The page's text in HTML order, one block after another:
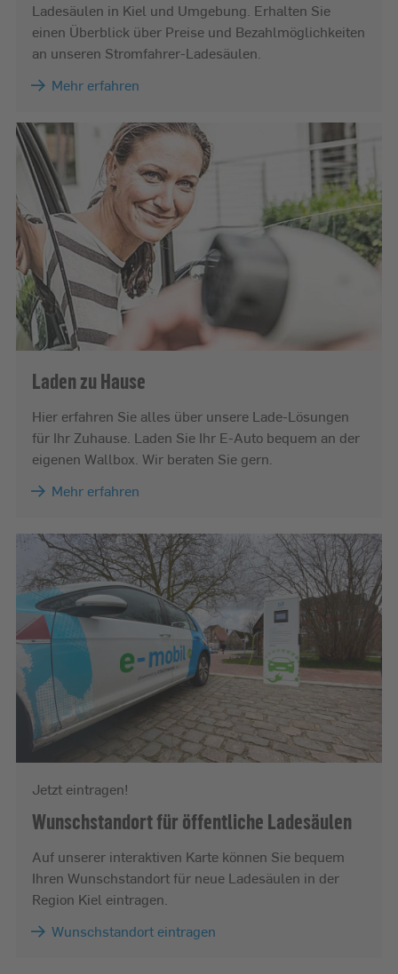
Ladesäulen in Kiel und Umgebung. Erhalten Sie
einen Überblick über Preise und Bezahlmöglichkeiten
an unseren Stromfahrer-Ladesäulen.
Mehr erfahren
Laden zu Hause
Hier erfahren Sie alles über unsere Lade-Lösungen
für Ihr Zuhause. Laden Sie Ihr E-Auto bequem an der
eigenen Wallbox. Wir beraten Sie gern.
Mehr erfahren
Jetzt eintragen!
Wunschstandort für öffentliche Ladesäulen
Auf unserer interaktiven Karte können Sie bequem
Ihren Wunschstandort für neue Ladesäulen in der
Region Kiel eintragen.
Wunschstandort eintragen